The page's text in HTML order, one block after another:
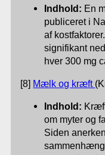
Indhold: En
publiceret i
af
signifikant
hver 300 mg
[8] Mælk og kræft
Indhold:
om myter og
Siden